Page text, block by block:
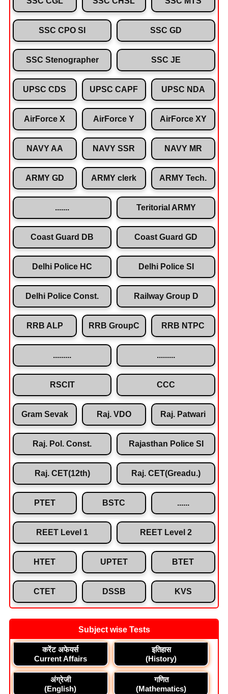
SSC CPO SI SSC GD
SSC Stenographer SSC JE
UPSC CDS UPSC CAPF UPSC NDA
AirForce X AirForce Y AirForce XY
NAVY AA NAVY SSR NAVY MR
ARMY GD ARMY clerk ARMY Tech.
Teritorial ARMY
Coast Guard DB Coast Guard GD
Delhi Police HC Delhi Police SI
Delhi Police Const. Railway Group D
RRB ALP RRB GroupC RRB NTPC
RSCIT CCC
Gram Sevak Raj. VDO Raj. Patwari
Raj. Pol. Const. Rajasthan Police SI
Raj. CET(12th) Raj. CET(Greadu.)
PTET BSTC
REET Level 1 REET Level 2
HTET UPTET BTET
CTET DSSB KVS
Subject wise Tests
करेंट अफेयर्स
Current Affairs
इतिहास
(History)
अंग्रेजी
(English)
गणित
(Mathematics)